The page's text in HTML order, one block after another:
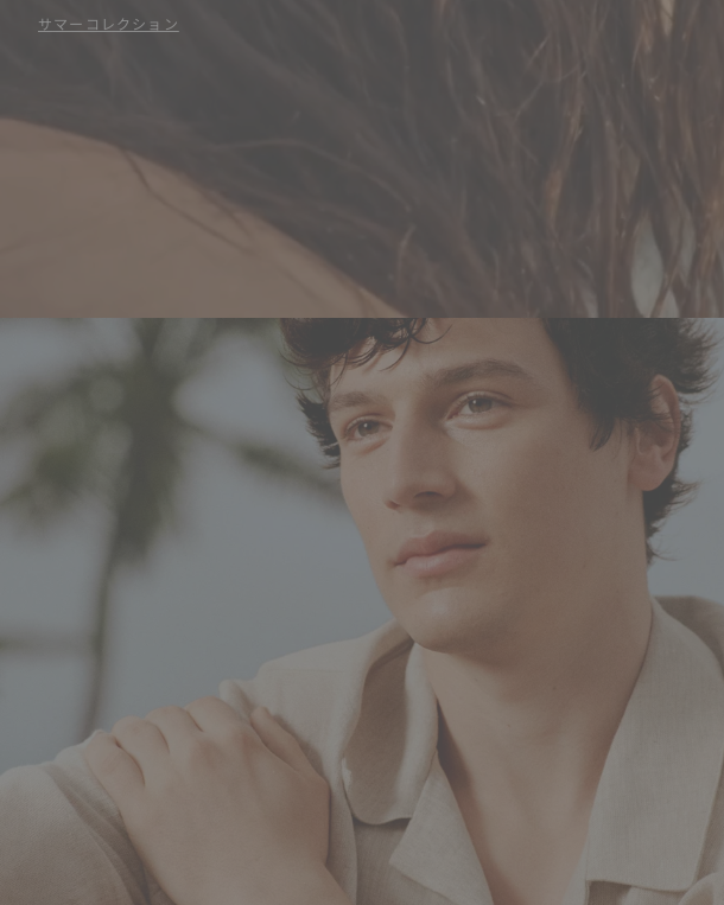
サマーコレクション